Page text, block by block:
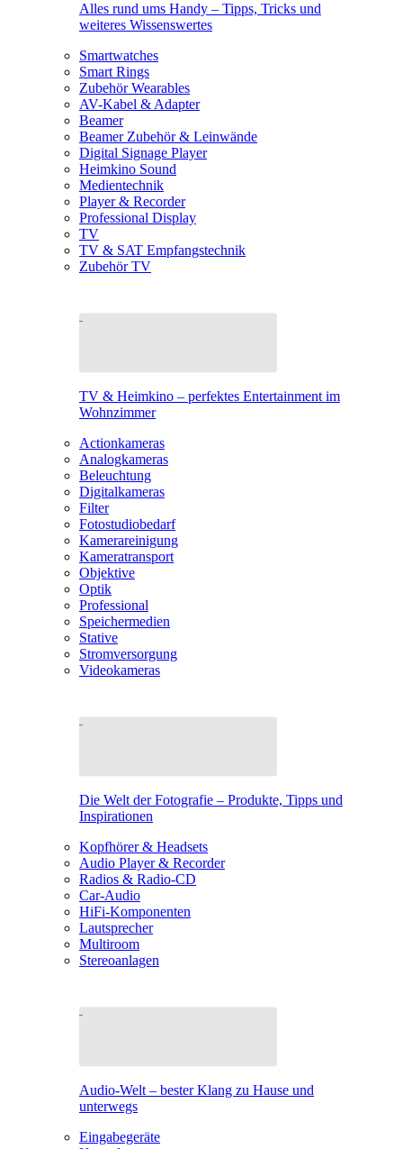
Alles rund ums Handy – Tipps, Tricks und
weiteres Wissenswertes
Smartwatches
Smart Rings
Zubehör Wearables
AV-Kabel & Adapter
Beamer
Beamer Zubehör & Leinwände
Digital Signage Player
Heimkino Sound
Medientechnik
Player & Recorder
Professional Display
TV
TV & SAT Empfangstechnik
Zubehör TV
TV & Heimkino – perfektes Entertainment im
Wohnzimmer
Actionkameras
Analogkameras
Beleuchtung
Digitalkameras
Filter
Fotostudiobedarf
Kamerareinigung
Kameratransport
Objektive
Optik
Professional
Speichermedien
Stative
Stromversorgung
Videokameras
Die Welt der Fotografie – Produkte, Tipps und
Inspirationen
Kopfhörer & Headsets
Audio Player & Recorder
Radios & Radio-CD
Car-Audio
HiFi-Komponenten
Lautsprecher
Multiroom
Stereoanlagen
Audio-Welt – bester Klang zu Hause und
unterwegs
Eingabegeräte